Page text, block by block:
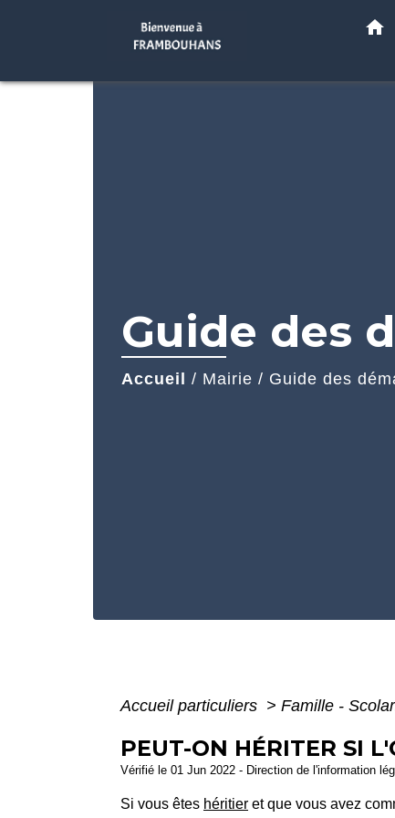
home
Guide des
Accueil / Mairie / Guide des
Accueil particuliers > Famille -
PEUT-ON HÉRITER SI
Vérifié le 01 Jun 2022 - Direction de l'information
Si vous êtes héritier et que vous avez